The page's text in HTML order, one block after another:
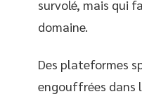
survolé, mais qui
domaine.
Des plateformes
engouffrées dans